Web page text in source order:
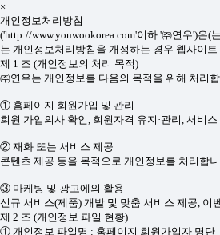
×
개인정보처리방침
('http://www.yonwookorea.com'이하 '㈜연우')은
는 개인정보처리방침을 개정하는 경우 웹사이
제 1 조 (개인정보의 처리 목적)
㈜연우는 개인정보를 다음의 목적을 위해 처리
① 홈페이지 회원가입 및 관리
회원 가입의사 확인, 회원자격 유지·관리, 서비
② 재화 또는 서비스 제공
콘텐츠 제공 등을 목적으로 개인정보를 처리합
③ 마케팅 및 광고에의 활용
신규 서비스(제품) 개발 및 맞춤 서비스 제공,
제 2 조 (개인정보 파일 현황)
① 개인정보 파일명 : 홈페이지 회원가입자 명단